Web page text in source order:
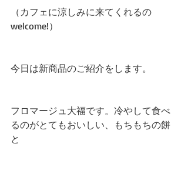
（カフェに涼しみに来てくれるの
welcome!）
今日は新商品のご紹介をします。
フロマージュ大福です。冷やして食べ
るのがとてもおいしい、もちもちの餅
と